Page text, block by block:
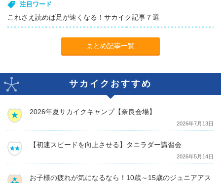
注目ワード
これさえ読めば足が速くなる！サカイク記事７選
まとめ記事一覧
サカイクおすすめ
2026年夏サカイクキャンプ【奈良会場】
2026年7月13日
【初速スピードを向上させる】タニラダー講習会
2026年5月14日
お子様の疲れが気になるなら！10歳～15歳のジュニアアス